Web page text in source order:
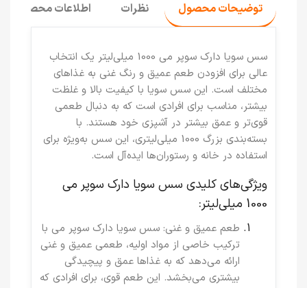
توضیحات محصول نظرات اطلاعات محصول
سس سویا دارک سوپر می 1000 میلی‌لیتر
یک انتخاب
عالی برای افزودن طعم عمیق و رنگ غنی به غذاهای
مختلف است. این سس سویا با کیفیت بالا و غلظت
بیشتر، مناسب برای افرادی است که به دنبال طعمی
قوی‌تر و عمق بیشتر در آشپزی خود هستند. با
بسته‌بندی بزرگ 1000 میلی‌لیتری، این سس به‌ویژه برای
استفاده در خانه و رستوران‌ها ایده‌آل است.
ویژگی‌های کلیدی سس سویا دارک سوپر می
1000 میلی‌لیتر:
طعم عمیق و غنی: سس سویا دارک سوپر می با
ترکیب خاصی از مواد اولیه، طعمی عمیق و غنی
ارائه می‌دهد که به غذاها عمق و پیچیدگی
بیشتری می‌بخشد. این طعم قوی، برای افرادی که